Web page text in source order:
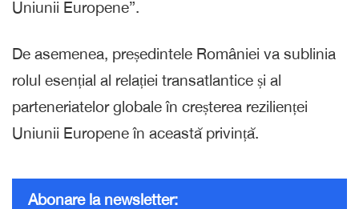
Uniunii Europene”.
De asemenea, președintele României va sublinia
rolul esențial al relației transatlantice și al
parteneriatelor globale în creșterea rezilienței
Uniunii Europene în această privință.
Abonare la newsletter: